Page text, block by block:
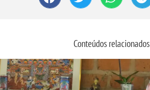
Conteúdos relacionados